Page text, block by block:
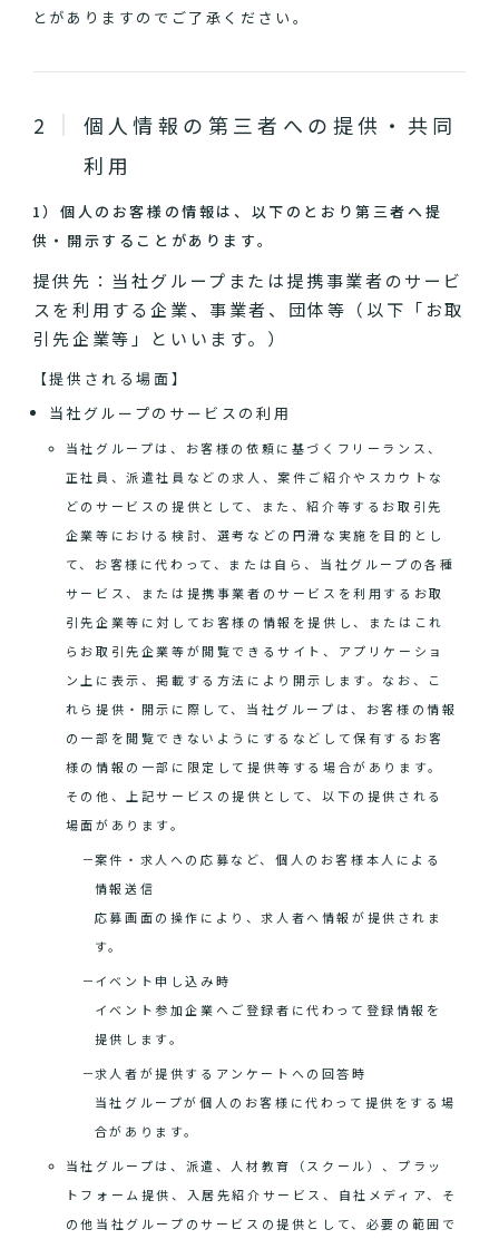
とがありますのでご了承ください。
個人情報の第三者への提供・共同
利用
1）個人のお客様の情報は、以下のとおり第三者へ提
供・開示することがあります。
提供先：当社グループまたは提携事業者のサービ
スを利用する企業、事業者、団体等（以下「お取
引先企業等」といいます。）
【提供される場面】
当社グループのサービスの利用
当社グループは、お客様の依頼に基づくフリーランス、
正社員、派遣社員などの求人、案件ご紹介やスカウトな
どのサービスの提供として、また、紹介等するお取引先
企業等における検討、選考などの円滑な実施を目的とし
て、お客様に代わって、または自ら、当社グループの各種
サービス、または提携事業者のサービスを利用するお取
引先企業等に対してお客様の情報を提供し、またはこれ
らお取引先企業等が閲覧できるサイト、アプリケーショ
ン上に表示、掲載する方法により開示します。なお、こ
れら提供・開示に際して、当社グループは、お客様の情報
の一部を閲覧できないようにするなどして保有するお客
様の情報の一部に限定して提供等する場合があります。
その他、上記サービスの提供として、以下の提供される
場面があります。
案件・求人への応募など、個人のお客様本人による
情報送信
応募画面の操作により、求人者へ情報が提供されま
す。
イベント申し込み時
イベント参加企業へご登録者に代わって登録情報を
提供します。
求人者が提供するアンケートへの回答時
当社グループが個人のお客様に代わって提供をする場
合があります。
当社グループは、派遣、人材教育（スクール）、プラッ
トフォーム提供、入居先紹介サービス、自社メディア、そ
の他当社グループのサービスの提供として、必要の範囲で